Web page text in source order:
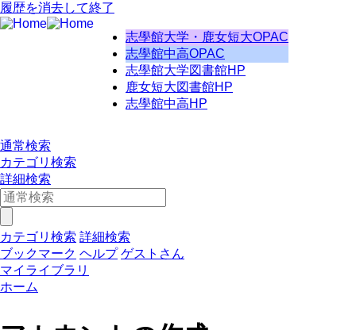
履歴を消去して終了
志學館大学・鹿女短大OPAC
志學館中高OPAC
志學館大学図書館HP
鹿女短大図書館HP
志學館中高HP
通常検索
カテゴリ検索
詳細検索
カテゴリ検索 詳細検索
ブックマーク ヘルプ ゲストさん
マイライブラリ
ホーム